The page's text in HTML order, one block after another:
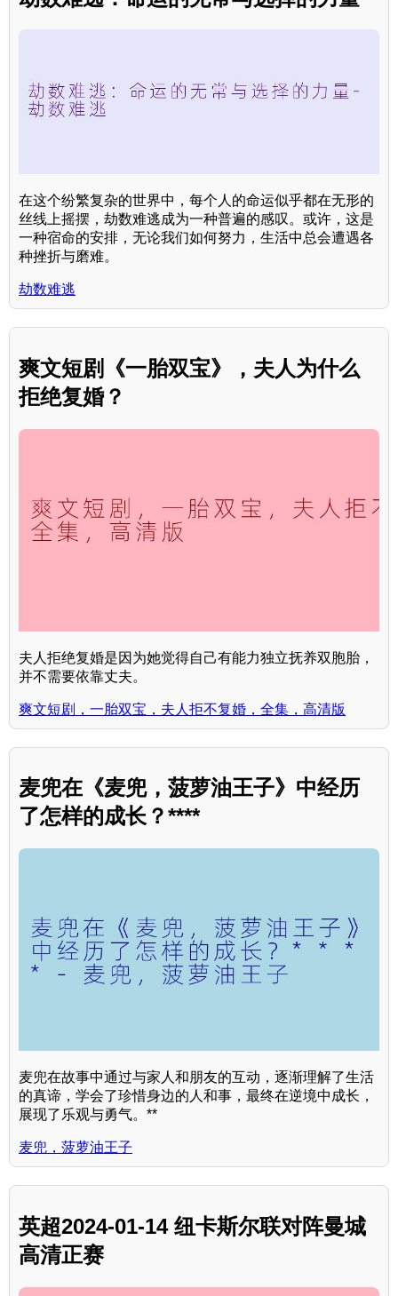
在这个纷繁复杂的世界中，每个人的命运似乎都在无形的
丝线上摇摆，劫数难逃成为一种普遍的感叹。或许，这是
一种宿命的安排，无论我们如何努力，生活中总会遭遇各
种挫折与磨难。
劫数难逃
爽文短剧《一胎双宝》，夫人为什么
拒绝复婚？
夫人拒绝复婚是因为她觉得自己有能力独立抚养双胞胎，
并不需要依靠丈夫。
爽文短剧，一胎双宝，夫人拒不复婚，全集，高清版
麦兜在《麦兜，菠萝油王子》中经历
了怎样的成长？****
麦兜在故事中通过与家人和朋友的互动，逐渐理解了生活
的真谛，学会了珍惜身边的人和事，最终在逆境中成长，
展现了乐观与勇气。**
麦兜，菠萝油王子
英超2024-01-14 纽卡斯尔联对阵曼城
高清正赛